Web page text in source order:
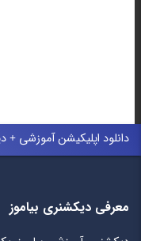
دانلود اپلیکیشن آموزشی +
معرفی دیکشنری بیاموز